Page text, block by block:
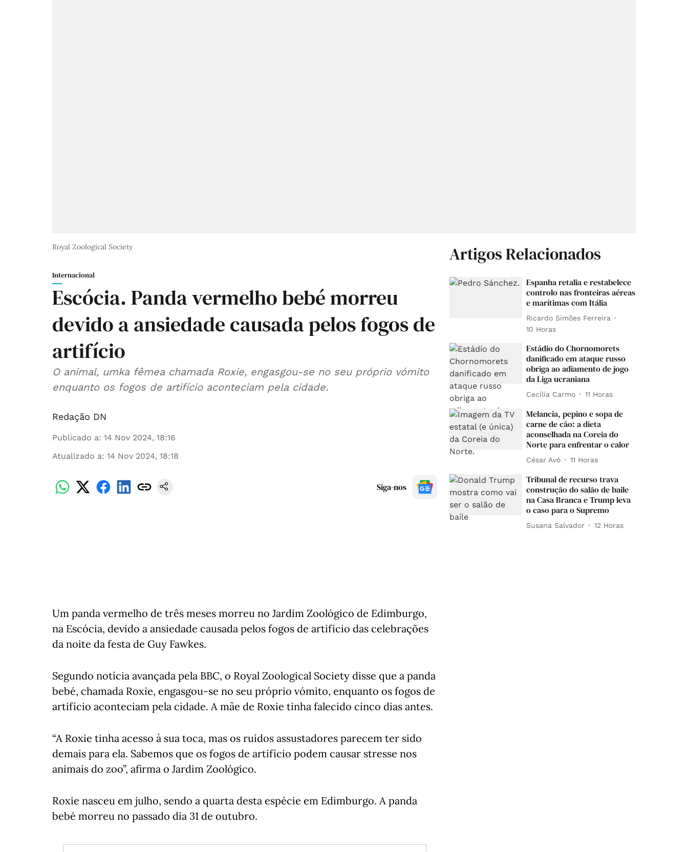
Royal Zoological Society
Internacional
Escócia. Panda vermelho bebé morreu
devido a ansiedade causada pelos fogos de
artifício
O animal, umka fêmea chamada Roxie, engasgou-se no seu próprio vómito
enquanto os fogos de artifício aconteciam pela cidade.
Redação DN
Publicado a: 14 Nov 2024, 18:16
Atualizado a: 14 Nov 2024, 18:18
Siga-nos
Um panda vermelho de três meses morreu no Jardim Zoológico de Edimburgo,
na Escócia, devido a ansiedade causada pelos fogos de artifício das celebrações
da noite da festa de Guy Fawkes.
Segundo notícia avançada pela BBC, o Royal Zoological Society disse que a panda
bebé, chamada Roxie, engasgou-se no seu próprio vómito, enquanto os fogos de
artifício aconteciam pela cidade. A mãe de Roxie tinha falecido cinco dias antes.
“A Roxie tinha acesso à sua toca, mas os ruídos assustadores parecem ter sido
demais para ela. Sabemos que os fogos de artifício podem causar stresse nos
animais do zoo”, afirma o Jardim Zoológico.
Roxie nasceu em julho, sendo a quarta desta espécie em Edimburgo. A panda
bebé morreu no passado dia 31 de outubro.
Artigos Relacionados
Espanha retalia e restabelece
controlo nas fronteiras aéreas
e marítimas com Itália
Ricardo Simões Ferreira
10 Horas
Estádio do Chornomorets
danificado em ataque russo
obriga ao adiamento de jogo
da Liga ucraniana
Cecília Carmo 11 Horas
Melancia, pepino e sopa de
carne de cão: a dieta
aconselhada na Coreia do
Norte para enfrentar o calor
César Avó 11 Horas
Tribunal de recurso trava
construção do salão de baile
na Casa Branca e Trump leva
o caso para o Supremo
Susana Salvador 12 Horas